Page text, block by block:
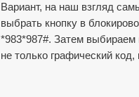
Вариант, на наш взгляд
выбрать кнопку в
*983*987#. Затем выбираем
не только графический